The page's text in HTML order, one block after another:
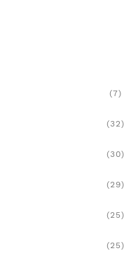
(7)
(32)
(30)
(29)
(25)
(25)